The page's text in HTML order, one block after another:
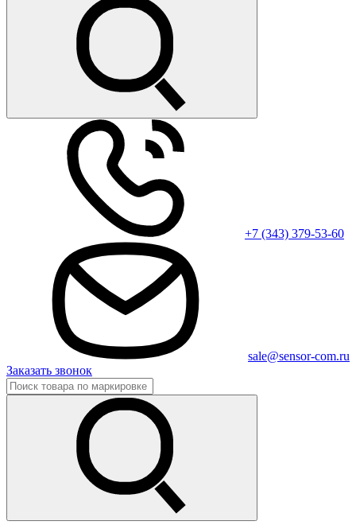
+7 (343) 379-53-60
sale@sensor-com.ru
Заказать звонок